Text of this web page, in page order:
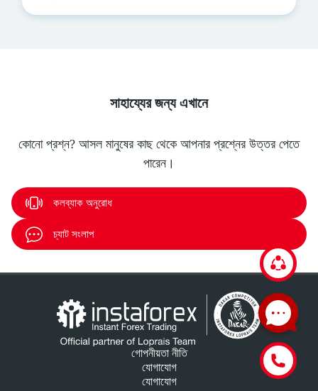
সাহায্যের জন্য এখানে
কোনো প্রশ্ন? আসল মানুষের কাছ থেকে আপনার প্রশ্নের উত্তর পেতে
পারেন।
কলব্যাক অনুরোধ
চ্যাট সংলাপ
গোপনীয়তা নীতি
যোগাযোগ
যোগাযোগ